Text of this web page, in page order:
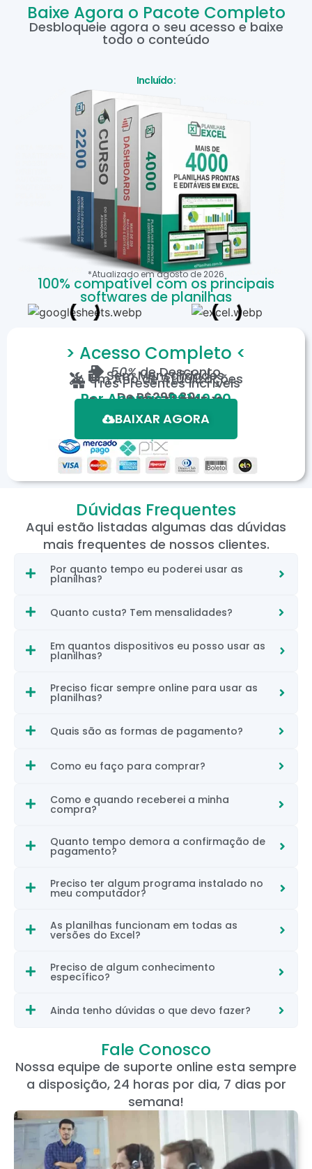
Baixe Agora o Pacote Completo
Desbloqueie agora o seu acesso e baixe
todo o conteúdo
Incluído:
*Atualizado emagostode 2026
100% compatível com os principais
softwares de planilhas
> Acesso Completo <
50%de Desconto
Sem Mensalidades
Um Ano de Atualizações
Três Presentes Incríveis
DeR$299,80
Por Apenas: R$149,90
Em até 12X de R$15,19
*Oferta válida por tempo limitado.
BAIXAR AGORA
Dúvidas Frequentes
Aqui estão listadas algumas das dúvidas
mais frequentes de nossos clientes.
Por quanto tempo eu poderei usar as
planilhas?
Quanto custa? Tem mensalidades?
Em quantos dispositivos eu posso usar as
planilhas?
Preciso ficar sempre online para usar as
planilhas?
Quais são as formas de pagamento?
Como eu faço para comprar?
Como e quando receberei a minha
compra?
Quanto tempo demora a confirmação de
pagamento?
Preciso ter algum programa instalado no
meu computador?
As planilhas funcionam em todas as
versões do Excel?
Preciso de algum conhecimento
específico?
Ainda tenho dúvidas o que devo fazer?
Fale Conosco
Nossa equipe de suporte online esta sempre
a disposição, 24 horas por dia, 7 dias por
semana!